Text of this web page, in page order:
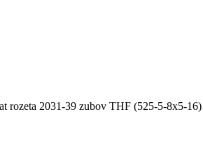
rozeta 2031-39 zubov THF (525-5-8x5-16)